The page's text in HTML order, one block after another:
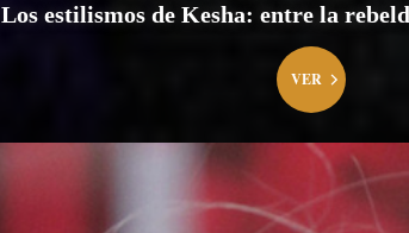
Los estilismos de Kesha: entre la
VER